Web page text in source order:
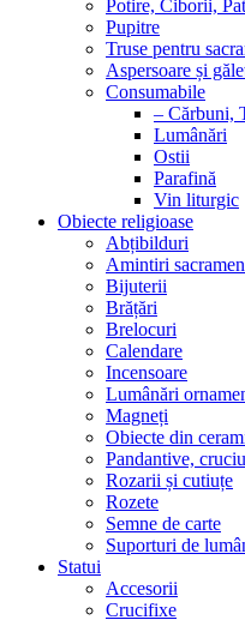
Potire, Ciborii,
Pupitre
Truse pentru
Aspersoare și
Consumabile
– Cărbuni,
Lumânări
Ostii
Parafină
Vin liturgic
Obiecte religioase
Abțibilduri
Amintiri
Bijuterii
Brățări
Brelocuri
Calendare
Incensoare
Lumânări
Magneți
Obiecte din
Pandantive,
Rozarii și cutiuțe
Rozete
Semne de carte
Suporturi de
Statui
Accesorii
Crucifixe